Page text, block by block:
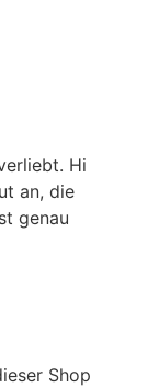
Hi
an, die
genau
Shop